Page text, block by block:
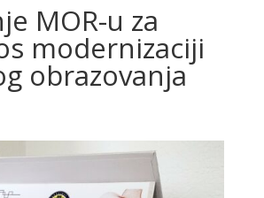
MOR-u za
modernizaciji
obrazovanja